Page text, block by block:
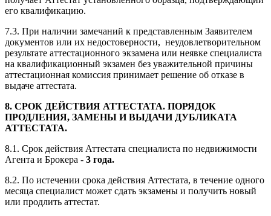
его квалификацию.
7.3. При наличии замечаний к представленным Заявителем
документов или их недостоверности, неудовлетворительном
результате аттестационного экзамена или неявке специалиста
на квалификационный экзамен без уважительной причины
аттестационная комиссия принимает решение об отказе в
выдаче аттестата.
8. СРОК ДЕЙСТВИЯ АТТЕСТАТА. ПОРЯДОК
ПРОДЛЕНИЯ, ЗАМЕНЫ И ВЫДАЧИ ДУБЛИКАТА
АТТЕСТАТА.
8.1. Срок действия Аттестата специалиста по недвижимости
Агента и Брокера - 3 года.
8.2. По истечении срока действия Аттестата, в течение одного
месяца специалист может сдать экзамены и получить новый
или продлить аттестат.